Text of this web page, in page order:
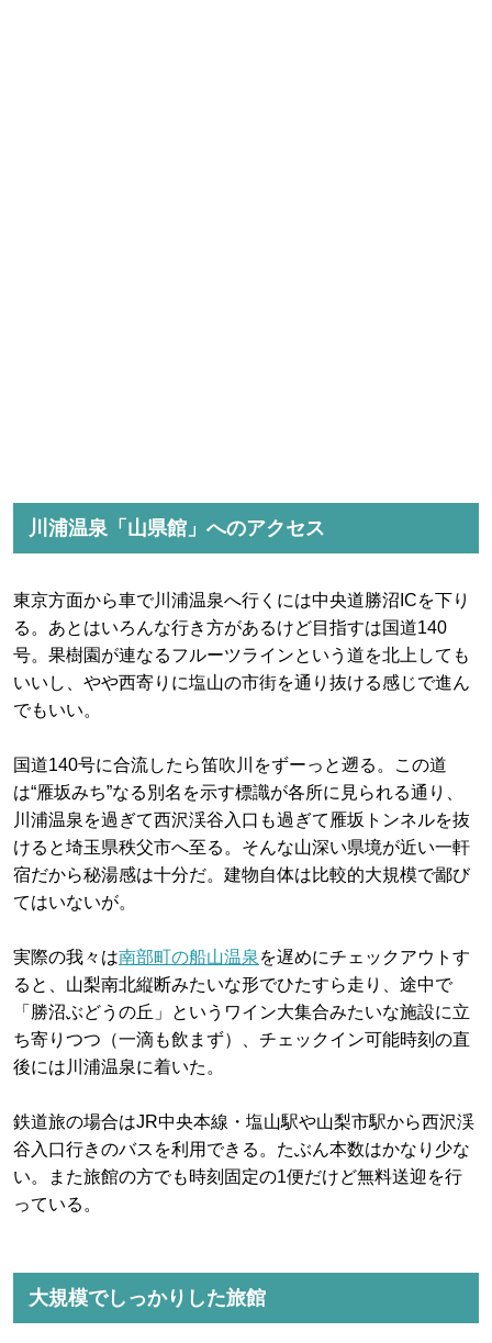
川浦温泉「山県館」へのアクセス
東京方面から車で川浦温泉へ行くには中央道勝沼ICを下り
る。あとはいろんな行き方があるけど目指すは国道140
号。果樹園が連なるフルーツラインという道を北上しても
いいし、やや西寄りに塩山の市街を通り抜ける感じで進ん
でもいい。
国道140号に合流したら笛吹川をずーっと遡る。この道
は“雁坂みち”なる別名を示す標識が各所に見られる通り、
川浦温泉を過ぎて西沢渓谷入口も過ぎて雁坂トンネルを抜
けると埼玉県秩父市へ至る。そんな山深い県境が近い一軒
宿だから秘湯感は十分だ。建物自体は比較的大規模で鄙び
てはいないが。
実際の我々は南部町の船山温泉 を遅めにチェックアウトす
ると、山梨南北縦断みたいな形でひたすら走り、途中で
「勝沼ぶどうの丘」というワイン大集合みたいな施設に立
ち寄りつつ（一滴も飲まず）、チェックイン可能時刻の直
後には川浦温泉に着いた。
鉄道旅の場合はJR中央本線・塩山駅や山梨市駅から西沢渓
谷入口行きのバスを利用できる。たぶん本数はかなり少な
い。また旅館の方でも時刻固定の1便だけど無料送迎を行
っている。
大規模でしっかりした旅館